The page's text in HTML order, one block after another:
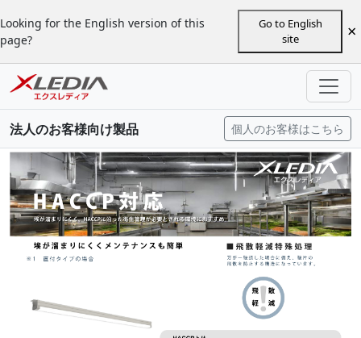
Looking for the English version of this
page?
Go to English
site
×
法人のお客様向け製品 個人のお客様はこちら